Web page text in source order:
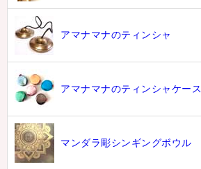
アマナマナのティンシャ
アマナマナのティンシャケース
マンダラ彫シンギングボウル